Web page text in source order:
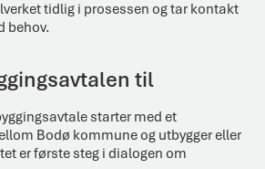
tidlig i prosessen og tar kontakt
behov.
til
starter med et
Bodø kommune og utbygger eller
er første steg i dialogen om